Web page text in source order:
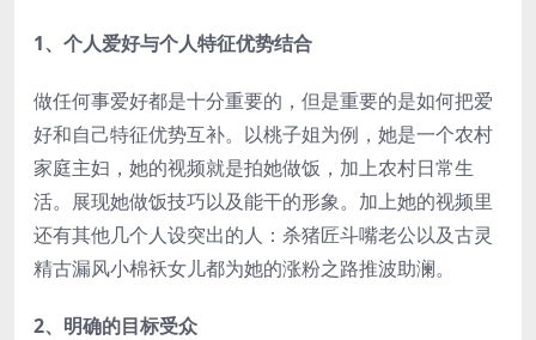
1、个人爱好与个人特征优势结合
做任何事爱好都是十分重要的，但是重要的是如何把爱
好和自己特征优势互补。以桃子姐为例，她是一个农村
家庭主妇，她的视频就是拍她做饭，加上农村日常生
活。展现她做饭技巧以及能干的形象。加上她的视频里
还有其他几个人设突出的人：杀猪匠斗嘴老公以及古灵
精古漏风小棉袄女儿都为她的涨粉之路推波助澜。
2、明确的目标受众